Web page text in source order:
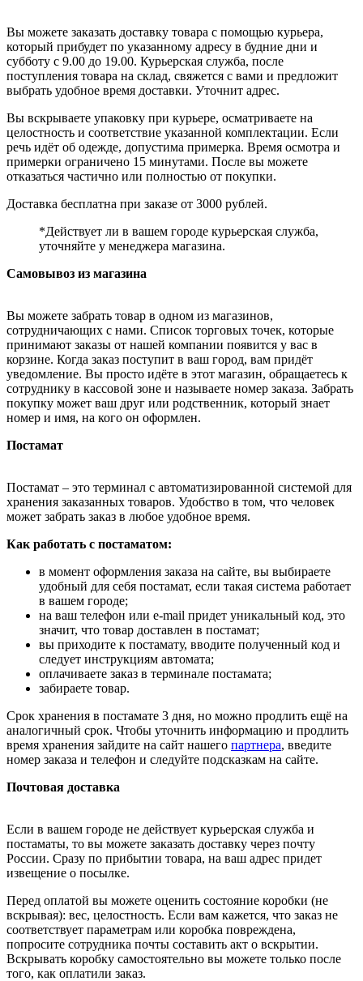
Вы можете заказать доставку товара с помощью курьера,
который прибудет по указанному адресу в будние дни и
субботу с 9.00 до 19.00. Курьерская служба, после
поступления товара на склад, свяжется с вами и предложит
выбрать удобное время доставки. Уточнит адрес.
Вы вскрываете упаковку при курьере, осматриваете на
целостность и соответствие указанной комплектации. Если
речь идёт об одежде, допустима примерка. Время осмотра и
примерки ограничено 15 минутами. После вы можете
отказаться частично или полностью от покупки.
Доставка бесплатна при заказе от 3000 рублей.
*Действует ли в вашем городе курьерская служба,
уточняйте у менеджера магазина.
Самовывоз из магазина
Вы можете забрать товар в одном из магазинов,
сотрудничающих с нами. Список торговых точек, которые
принимают заказы от нашей компании появится у вас в
корзине. Когда заказ поступит в ваш город, вам придёт
уведомление. Вы просто идёте в этот магазин, обращаетесь к
сотруднику в кассовой зоне и называете номер заказа. Забрать
покупку может ваш друг или родственник, который знает
номер и имя, на кого он оформлен.
Постамат
Постамат – это терминал с автоматизированной системой для
хранения заказанных товаров. Удобство в том, что человек
может забрать заказ в любое удобное время.
Как работать с постаматом:
в момент оформления заказа на сайте, вы выбираете
удобный для себя постамат, если такая система работает
в вашем городе;
на ваш телефон или e-mail придет уникальный код, это
значит, что товар доставлен в постамат;
вы приходите к постамату, вводите полученный код и
следует инструкциям автомата;
оплачиваете заказ в терминале постамата;
забираете товар.
Срок хранения в постамате 3 дня, но можно продлить ещё на
аналогичный срок. Чтобы уточнить информацию и продлить
время хранения зайдите на сайт нашего партнера, введите
номер заказа и телефон и следуйте подсказкам на сайте.
Почтовая доставка
Если в вашем городе не действует курьерская служба и
постаматы, то вы можете заказать доставку через почту
России. Сразу по прибытии товара, на ваш адрес придет
извещение о посылке.
Перед оплатой вы можете оценить состояние коробки (не
вскрывая): вес, целостность. Если вам кажется, что заказ не
соответствует параметрам или коробка повреждена,
попросите сотрудника почты составить акт о вскрытии.
Вскрывать коробку самостоятельно вы можете только после
того, как оплатили заказ.